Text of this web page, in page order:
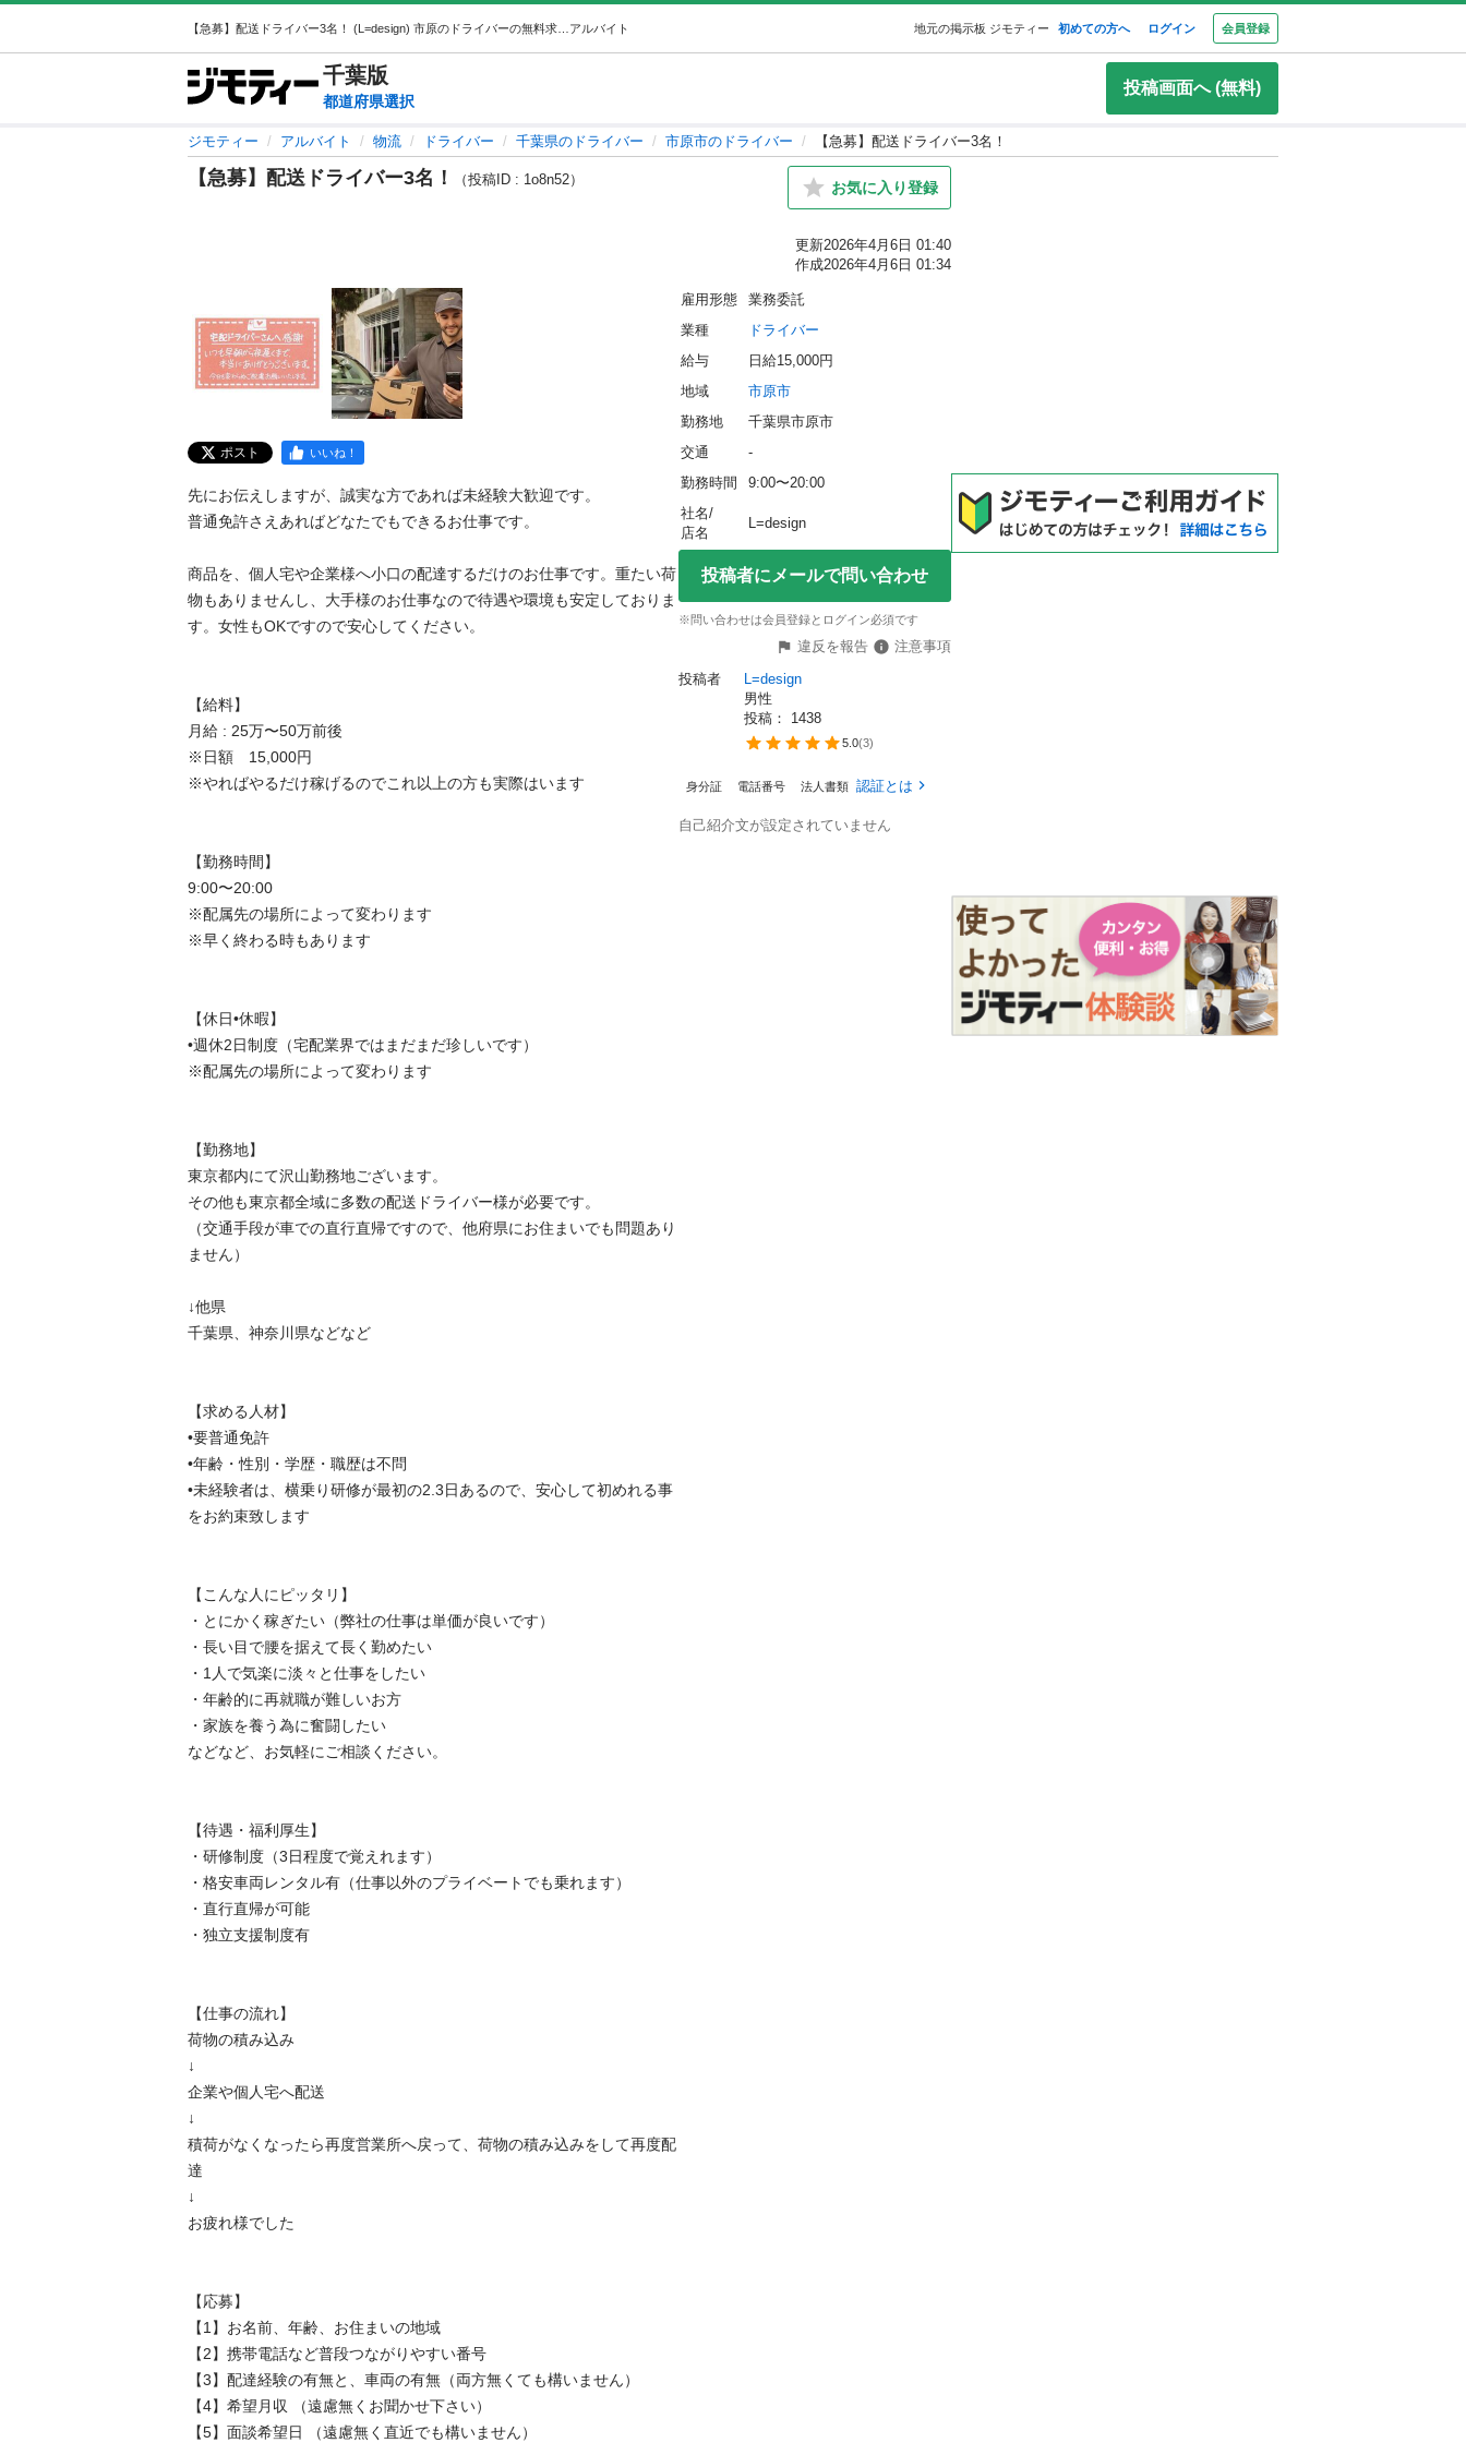
アルバイト 地元の掲示板 ジモティー 初めての方へ ログイン 会員登録
千葉版
都道府県選択
投稿画面へ (無料)
ジモティー アルバイト 物流 ドライバー 千葉県のドライバー 市原市のドライバー 【急募】配送ドライバー3名！
【急募】配送ドライバー3名！ （投稿ID : 1o8n52） お気に入り登録
更新2026年4月6日 01:40
作成2026年4月6日 01:34
ポスト いいね！
先にお伝えしますが、誠実な方であれば未経験大歓迎です。
普通免許さえあればどなたでもできるお仕事です。
商品を、個人宅や企業様へ小口の配達するだけのお仕事です。重たい荷
物もありませんし、大手様のお仕事なので待遇や環境も安定しておりま
す。女性もOKですので安心してください。
【給料】
月給 : 25万〜50万前後
※日額　15,000円
※やればやるだけ稼げるのでこれ以上の方も実際はいます
【勤務時間】
9:00〜20:00
※配属先の場所によって変わります
※早く終わる時もあります
【休日•休暇】
•週休2日制度（宅配業界ではまだまだ珍しいです）
※配属先の場所によって変わります
【勤務地】
東京都内にて沢山勤務地ございます。
その他も東京都全域に多数の配送ドライバー様が必要です。
（交通手段が車での直行直帰ですので、他府県にお住まいでも問題あり
ません）
↓他県
千葉県、神奈川県などなど
【求める人材】
•要普通免許
•年齢・性別・学歴・職歴は不問
•未経験者は、横乗り研修が最初の2.3日あるので、安心して初めれる事
をお約束致します
【こんな人にピッタリ】
・とにかく稼ぎたい（弊社の仕事は単価が良いです）
・長い目で腰を据えて長く勤めたい
・1人で気楽に淡々と仕事をしたい
・年齢的に再就職が難しいお方
・家族を養う為に奮闘したい
などなど、お気軽にご相談ください。
【待遇・福利厚生】
・研修制度（3日程度で覚えれます）
・格安車両レンタル有（仕事以外のプライベートでも乗れます）
・直行直帰が可能
・独立支援制度有
【仕事の流れ】
荷物の積み込み
↓
企業や個人宅へ配送
↓
積荷がなくなったら再度営業所へ戻って、荷物の積み込みをして再度配
達
↓
お疲れ様でした
【応募】
【1】お名前、年齢、お住まいの地域
【2】携帯電話など普段つながりやすい番号
【3】配達経験の有無と、車両の有無（両方無くても構いません）
【4】希望月収 （遠慮無くお聞かせ下さい）
【5】面談希望日 （遠慮無く直近でも構いません）
雇用形態
業務委託
業種
ドライバー
給与
日給15,000円
地域
市原市
勤務地
千葉県市原市
交通
-
勤務時間
9:00〜20:00
社名/
店名
L=design
投稿者にメールで問い合わせ
※問い合わせは会員登録とログイン必須です
違反を報告
注意事項
投稿者
L=design
男性
投稿： 1438
5.0(3)
身分証 電話番号 法人書類 認証とは
自己紹介文が設定されていません